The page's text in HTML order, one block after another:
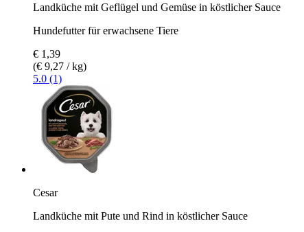
Landküche mit Geflügel und Gemüse in köstlicher Sauce
Hundefutter für erwachsene Tiere
€ 1,39
(€ 9,27 / kg)
5.0 (1)
Cesar
Landküche mit Pute und Rind in köstlicher Sauce